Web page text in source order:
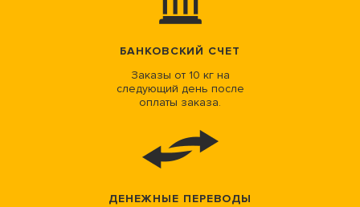
БАНКОВСКИЙ СЧЕТ
Заказы от 10 кг на
следующий день после
оплаты заказа.
ДЕНЕЖНЫЕ ПЕРЕВОДЫ